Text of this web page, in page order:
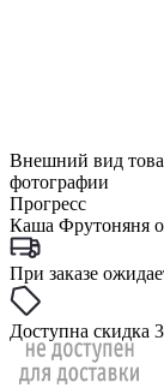
Внешний вид
фотографии
Прогресс
Каша Фрутоняня
При заказе
Доступна скидка